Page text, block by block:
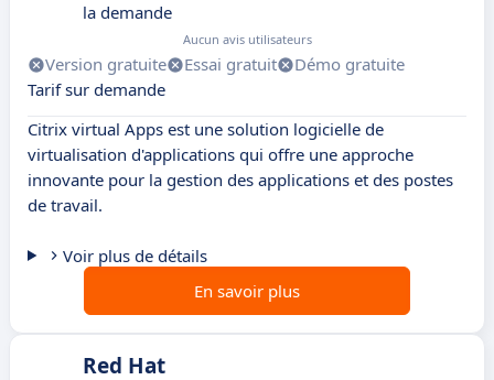
la demande
Aucun avis utilisateurs
Version gratuite Essai gratuit
Démo gratuite
Tarif sur demande
Citrix virtual Apps est une solution logicielle de
virtualisation d'applications qui offre une approche
innovante pour la gestion des applications et des postes
de travail.
Voir plus de détails
En savoir plus
Red Hat